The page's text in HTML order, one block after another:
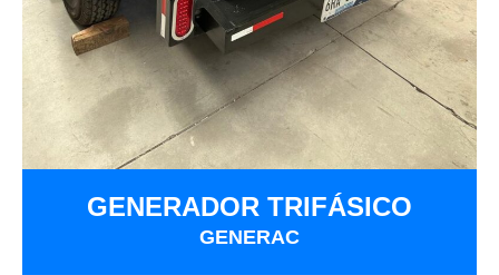
GENERADOR TRIFÁSICO
GENERAC